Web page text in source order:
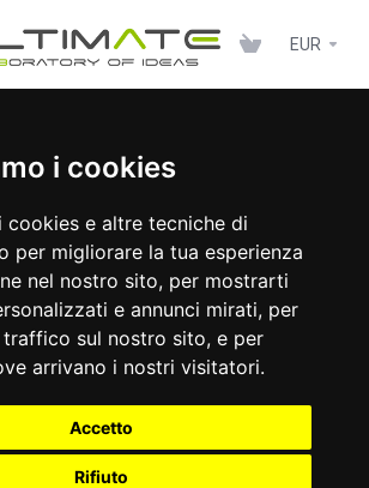
i cookies
cookies e altre tecniche di
per migliorare la tua esperienza
nel nostro sito, per mostrarti
e annunci mirati, per
sul nostro sito, e per
arrivano i nostri visitatori.
Accetto
Rifiuto
EUR